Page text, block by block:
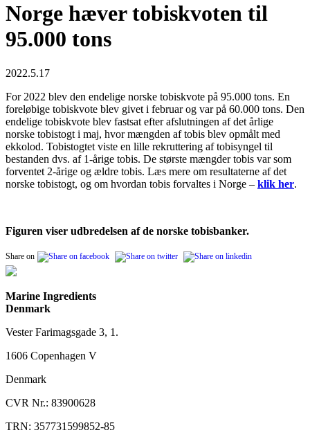
Norge hæver tobiskvoten til
95.000 tons
2022.5.17
For 2022 blev den endelige norske tobiskvote på 95.000 tons. En
foreløbige tobiskvote blev givet i februar og var på 60.000 tons. Den
endelige tobiskvote blev fastsat efter afslutningen af det årlige
norske tobistogt i maj, hvor mængden af tobis blev opmålt med
ekkolod. Tobistogtet viste en lille rekruttering af tobisyngel til
bestanden dvs. af 1-årige tobis. De største mængder tobis var som
forventet 2-årige og ældre tobis. Læs mere om resultaterne af det
norske tobistogt, og om hvordan tobis forvaltes i Norge – klik her.
Figuren viser udbredelsen af de norske tobisbanker.
Share on
Marine Ingredients
Denmark
Vester Farimagsgade 3, 1.
1606 Copenhagen V
Denmark
CVR Nr.: 83900628
TRN: 357731599852-85